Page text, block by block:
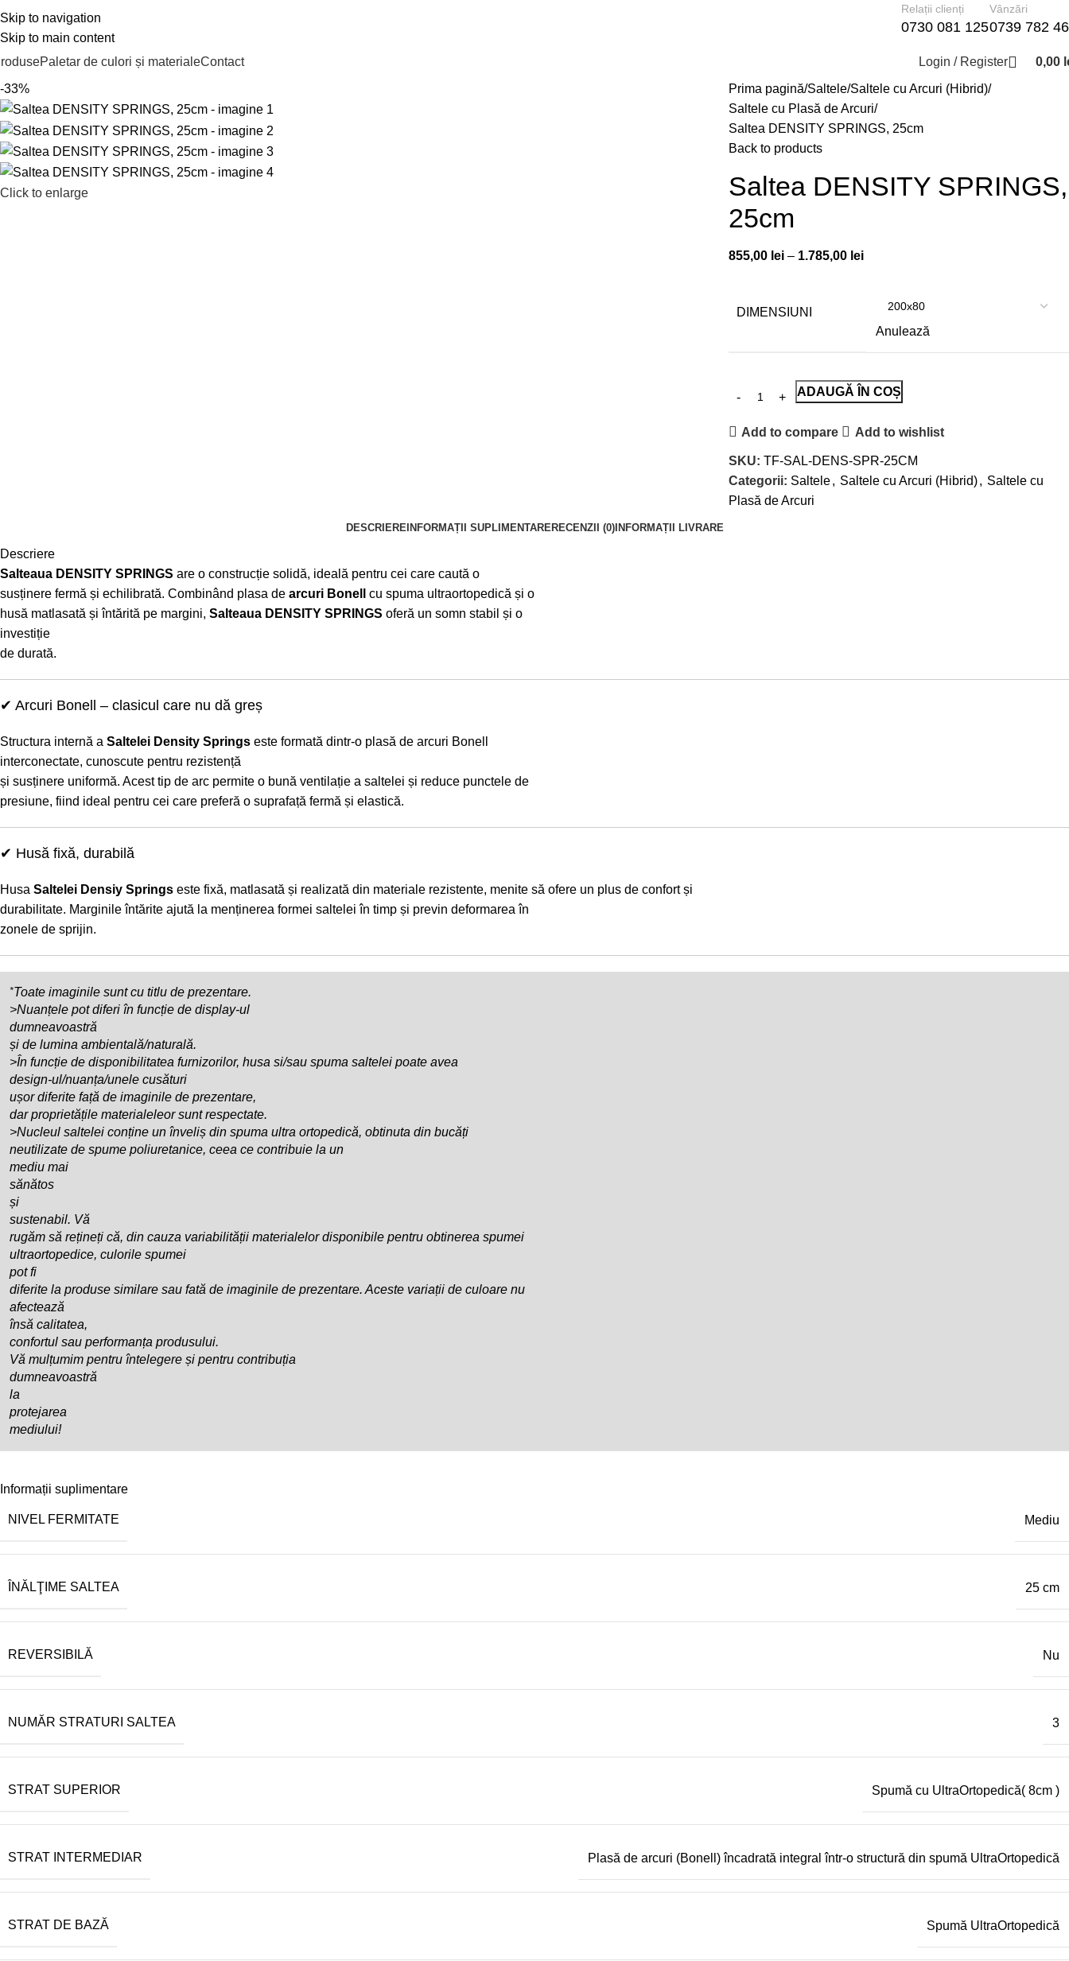
Skip to navigation
Skip to main content
ÎN ROMÂNIA
Relații clienți
0730 081 125
Vânzări
0739 782
Paletar de culori și materialeContact Login / Register 0,00
-33%
Click to enlarge
Prima pagină Saltele Saltele cu Arcuri (Hibrid)
Saltele cu Plasă de Arcuri
Saltea DENSITY SPRINGS, 25cm
Back to products
Saltea DENSITY SPRINGS,
25cm
855,00 lei – 1.785,00 lei
DIMENSIUNI
Anulează
ADAUGĂ ÎN COȘ
Add to compare Add to wishlist
SKU: TF-SAL-DENS-SPR-25CM
Categorii: Saltele, Saltele cu Arcuri (Hibrid), Saltele cu
Plasă de Arcuri
DESCRIEREINFORMAȚII SUPLIMENTARERECENZII (0)INFORMAȚII LIVRARE
Descriere
Salteaua DENSITY SPRINGS are o construcție solidă, ideală pentru cei care caută o
susținere fermă și echilibrată. Combinând plasa de arcuri Bonell
cu spuma ultraortopedică și o
husă matlasată și întărită pe margini, Salteaua DENSITY SPRINGS oferă un somn stabil și o
investiție
de durată.
✔ Arcuri Bonell – clasicul care nu dă greș
Structura internă a Saltelei Density Springs este formată dintr-o plasă de arcuri Bonell
interconectate, cunoscute pentru rezistență
și susținere uniformă. Acest tip de arc permite o bună ventilație a saltelei și reduce punctele de
presiune, fiind ideal pentru cei care preferă o suprafață fermă și elastică.
✔ Husă fixă, durabilă
Husa Saltelei Densiy Springs este fixă, matlasată și realizată din materiale rezistente, menite să ofere un plus de confort și
durabilitate. Marginile întărite ajută la menținerea formei saltelei în timp și previn deformarea în
zonele de sprijin.
*Toate imaginile sunt cu titlu de prezentare.
>Nuanțele pot diferi în funcție de display-ul
dumneavoastră
și de lumina ambientală/naturală.
>În funcție de disponibilitatea furnizorilor, husa si/sau spuma saltelei poate avea
design-ul/nuanța/unele cusături
ușor diferite față de imaginile de prezentare,
dar proprietățile materialeleor sunt respectate.
>Nucleul saltelei conține un înveliș din spuma ultra ortopedică, obtinuta din bucăți
neutilizate de spume poliuretanice, ceea ce contribuie la un
mediu mai
sănătos
și
sustenabil. Vă
rugăm să rețineți că, din cauza variabilității materialelor disponibile pentru obtinerea spumei
ultraortopedice, culorile spumei
pot fi
diferite la produse similare sau fată de imaginile de prezentare. Aceste variații de culoare nu
afectează
însă calitatea,
confortul sau performanța produsului.
Vă mulțumim pentru întelegere și pentru contribuția
dumneavoastră
la
protejarea
mediului!
Informații suplimentare
NIVEL FERMITATE Mediu
ÎNĂLŢIME SALTEA 25 cm
REVERSIBILĂ Nu
NUMĂR STRATURI SALTEA 3
STRAT SUPERIOR Spumă cu UltraOrtopedică( 8cm )
STRAT INTERMEDIAR Plasă de arcuri (Bonell) încadrată integral într-o structură din spumă UltraOrtopedică
STRAT DE BAZĂ Spumă UltraOrtopedică